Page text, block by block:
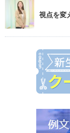
視点を